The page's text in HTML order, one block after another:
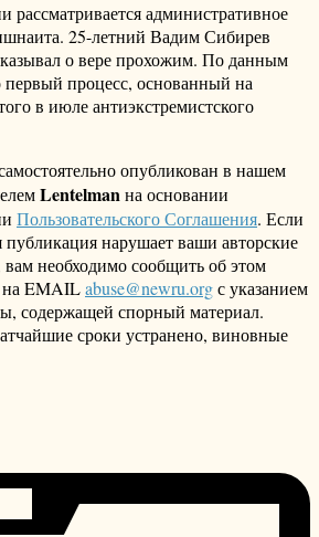
рассматривается административное
25-летний Вадим Сибирев
о вере прохожим. По данным
первый процесс, основанный на
в июле антиэкстремистского
опубликован в нашем
Lentelmanна основании
Пользовательского Соглашения. Если
публикация нарушает ваши авторские
необходимо сообщить об этом
на EMAILabuse@newru.orgс указанием
содержащей спорный материал.
сроки устранено, виновные